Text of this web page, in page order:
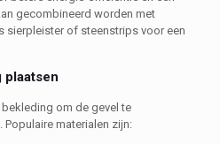
gecombineerd worden met
sierpleister of steenstrips voor een
plaatsen
om de gevel te
Populaire materialen zijn: